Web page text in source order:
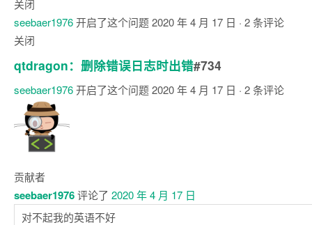
关闭
seebaer1976开启了这个问题2020 年 4 月 17 日 · 2 条评论
关闭
qtdragon：删除错误日志时出错#734
seebaer1976开启了这个问题2020 年 4 月 17 日 · 2 条评论
注
贡献者
seebaer1976评论了 2020 年 4 月 17 日
对不起我的英语不好